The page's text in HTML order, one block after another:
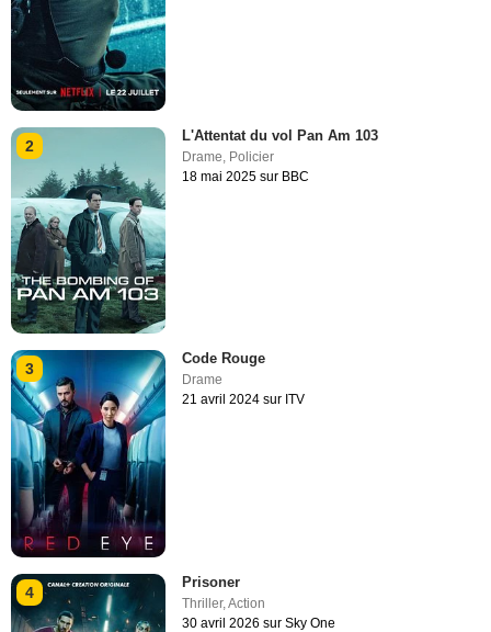
2
L'Attentat du vol Pan Am 103
Drame, Policier
18 mai 2025 sur BBC
3
Code Rouge
Drame
21 avril 2024 sur ITV
4
Prisoner
Thriller,Action
30 avril 2026 sur Sky One